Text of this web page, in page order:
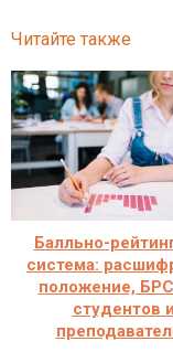
Читайте также
Балльно-
система:
положение,
студентов и